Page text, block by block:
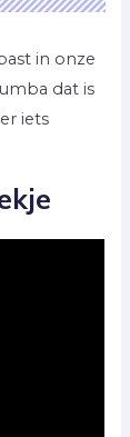
in onze
dat is
iets